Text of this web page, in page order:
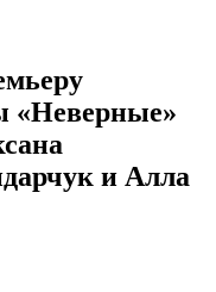
«Неверные»
и Алла